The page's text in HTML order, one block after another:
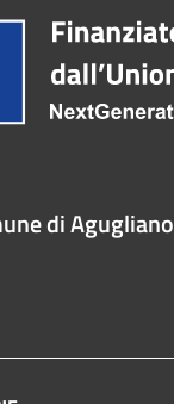
di Agugliano